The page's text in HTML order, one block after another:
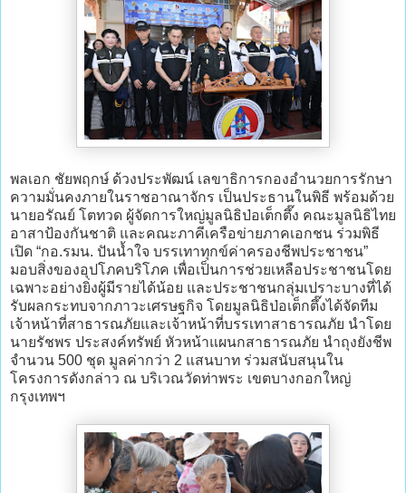
พลเอก ชัยพฤกษ์ ด้วงประพัฒน์ เลขาธิการกองอำนวยการรักษา
ความมั่นคงภายในราชอาณาจักร เป็นประธานในพิธี พร้อมด้วย
นายอรัณย์ โตทวด ผู้จัดการใหญ่มูลนิธิป่อเต็กตึ๊ง คณะมูลนิธิไทย
อาสาป้องกันชาติ และคณะภาคีเครือข่ายภาคเอกชน ร่วมพิธี
เปิด “กอ.รมน. ปันน้ำใจ บรรเทาทุกข์ค่าครองชีพประชาชน”
มอบสิ่งของอุปโภคบริโภค เพื่อเป็นการช่วยเหลือประชาชนโดย
เฉพาะอย่างยิ่งผู้มีรายได้น้อย และประชาชนกลุ่มเปราะบางที่ได้
รับผลกระทบจากภาวะเศรษฐกิจ โดยมูลนิธิป่อเต็กตึ๊งได้จัดทีม
เจ้าหน้าที่สาธารณภัยและเจ้าหน้าที่บรรเทาสาธารณภัย นำโดย
นายรัชพร ประสงค์ทรัพย์ หัวหน้าแผนกสาธารณภัย นำถุงยังชีพ
จำนวน 500 ชุด มูลค่ากว่า 2 แสนบาท ร่วมสนับสนุนใน
โครงการดังกล่าว ณ บริเวณวัดท่าพระ เขตบางกอกใหญ่
กรุงเทพฯ